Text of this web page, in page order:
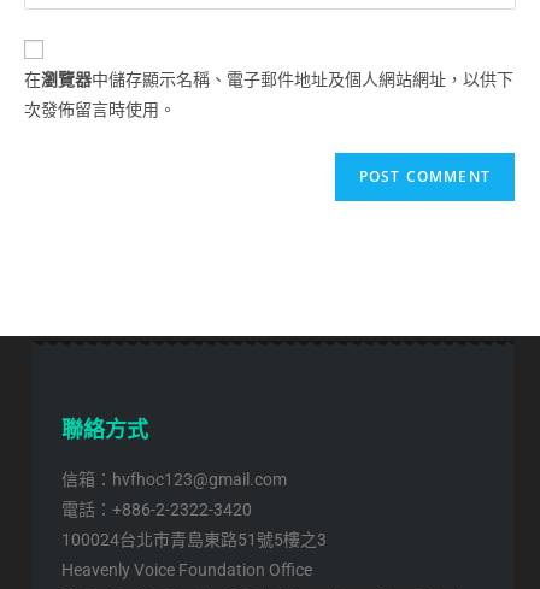
在瀏覽器中儲存顯示名稱、電子郵件地址及個人網站網址，以供下
次發佈留言時使用。
聯絡方式
信箱：hvfhoc123@gmail.com
電話：+886-2-2322-3420
100024台北市青島東路51號5樓之3
Heavenly Voice Foundation Office